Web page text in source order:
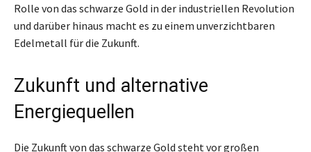
Rolle von das schwarze Gold in der industriellen Revolution
und darüber hinaus macht es zu einem unverzichtbaren
Edelmetall für die Zukunft.
Zukunft und alternative
Energiequellen
Die Zukunft von das schwarze Gold steht vor großen